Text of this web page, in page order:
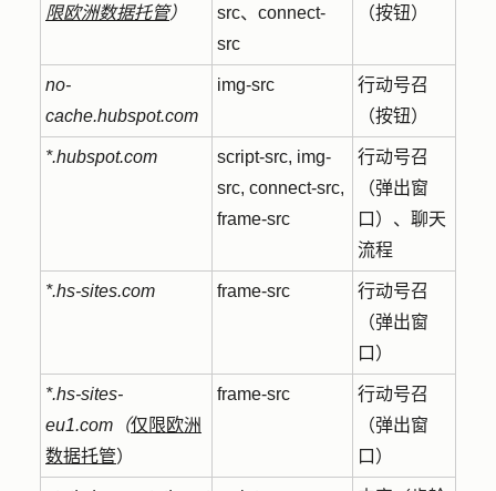
限欧洲数据托管）
src、connect-
src
（按钮）
no-
cache.hubspot.com
img-src
行动号召
（按钮）
*.hubspot.com
script-src, img-
src, connect-src,
frame-src
行动号召
（弹出窗
口）、聊天
流程
*.hs-sites.com frame-src
行动号召
（弹出窗
口）
*.hs-sites-
eu1.com（仅限欧洲
数据托管）
frame-src
行动号召
（弹出窗
口）